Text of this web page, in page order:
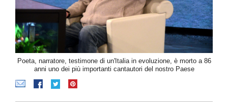
Poeta, narratore, testimone di un'Italia in evoluzione, è morto a 86
anni uno dei più importanti cantautori del nostro Paese